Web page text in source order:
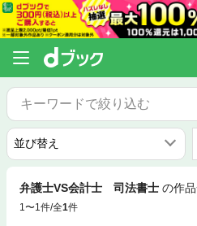
弁護士VS会計士 司法書士 の作
1〜1件/全1件